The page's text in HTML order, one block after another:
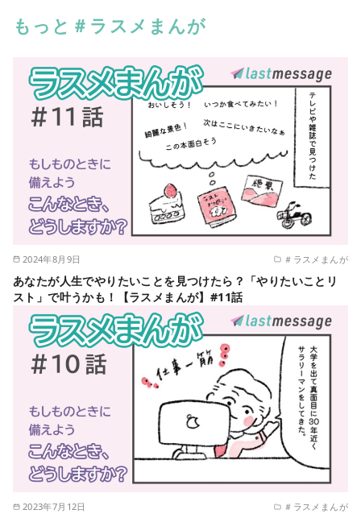
もっと＃ラスメまんが
2024年8月9日 ＃ラスメまんが
あなたが人生でやりたいことを見つけたら？「やりたいことリ
スト」で叶うかも！【ラスメまんが】#11話
2023年7月12日 ＃ラスメまんが